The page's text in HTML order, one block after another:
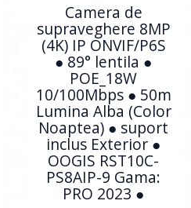
Camera de
supraveghere 8MP
(4K) IP ONVIF/P6S
● 89° lentila ●
POE_18W
10/100Mbps ● 50m
Lumina Alba (Color
Noaptea) ● suport
inclus Exterior ●
OOGIS RST10C-
PS8AIP-9 Gama:
PRO 2023 ●